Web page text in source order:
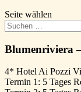
Seite wählen
Blumenriviera
4* Hotel Ai Pozzi
Termin 1: 5 Tages